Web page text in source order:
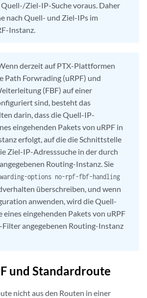
Ziel-IP-Suche voraus. Daher
nach Quell- und Ziel-IPs im
Instanz.
derzeit auf PTX-Plattformen
Path Forwrading (uRPF) und
(FBF) auf einer
sind, besteht das
darin, dass die Quell-IP-
eingehenden Pakets von uRPF in
erfolgt, auf die die Schnittstelle
Ziel-IP-Adresssuche in der durch
Routing-Instanz. Sie
options no-rpf-fbf-handling
überschreiben, und wenn
anwenden, wird die Quell-
eines eingehenden Pakets von uRPF
Filter angegebenen Routing-Instanz
und Standardroute
nicht aus den Routen in einer